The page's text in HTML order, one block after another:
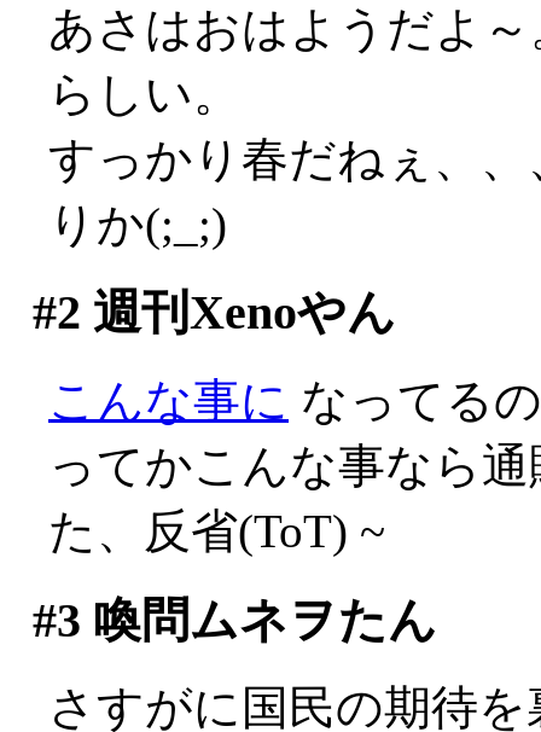
あさはおはようだよ
らしい。
すっかり春だねぇ、
りか(;_;)
#2 週刊Xenoやん
こんな事に なってる
ってかこんな事なら
た、反省(ToT) ~
#3 喚問ムネヲたん
さすがに国民の期待